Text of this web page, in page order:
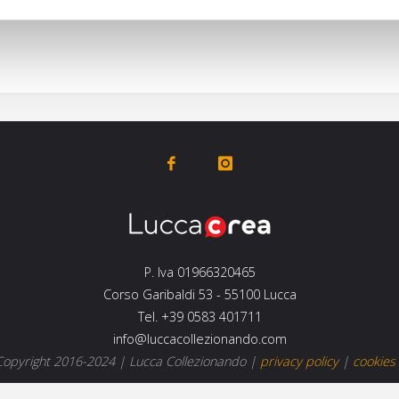
P. Iva 01966320465
Corso Garibaldi 53 - 55100 Lucca
Tel. +39 0583 401711
info@luccacollezionando.com
2016-2024 | Lucca Collezionando| privacy policy| cookies